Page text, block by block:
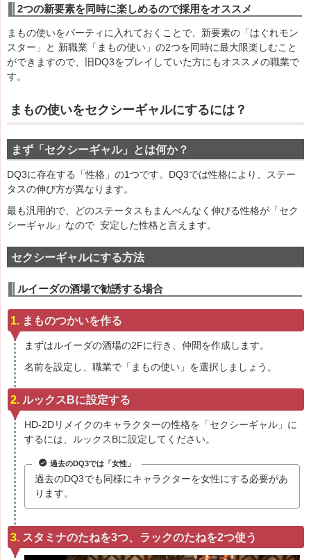
2つの新要素を同時に楽しめるので採用をオススメ
まもの使いをパーティに入れておくことで、新要素の「はぐれモン
スター」と 新職業「まもの使い」の2つを同時に最大限楽しむこと
ができますので、旧DQ3をプレイしていた方にもオススメの職業で
す。
まもの使いをセクシーギャルにするには？
まず「セクシーギャル」とは何か？
DQ3に存在する「性格」の1つです。DQ3では性格により、ステー
タスの伸び方が異なります。
最も汎用的で、どのステータスもまんべんなく伸びる性格が「セク
シーギャル」なので 安定した性格と言えます。
セクシーギャルにする方法
ルイーダの酒場で勧誘する場合
まものつかいを作る
まずはルイーダの酒場の2Fに行き、仲間を作成します。
名前を設定し、職業で「まもの使い」を選択しましょう。
ルックスBに設定する
HD-2Dリメイクのキャラクターの性格を「セクシーギャル」に
するには、ルックスBに設定してください。
過去のDQ3では「女性」
過去のDQ3でも同様にキャラクターを女性にする必要があ
ります。
スタミナのたねを3つ、ラックのたねを2つ使う